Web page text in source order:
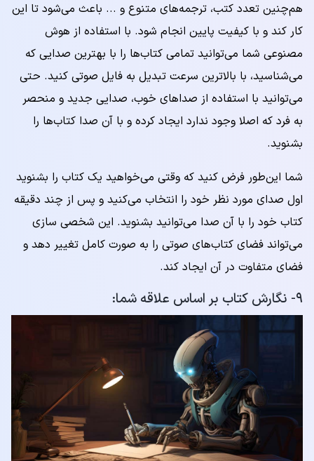
هم‌چنین تعدد کتب، ترجمه‌های متنوع و ... باعث می‌شود تا این
کار کند و با کیفیت پایین انجام شود. با استفاده از هوش
مصنوعی شما می‌توانید تمامی کتاب‌ها را با بهترین صدایی که
می‌شناسید، با بالاترین سرعت تبدیل به فایل صوتی کنید. حتی
می‌توانید با استفاده از صداهای خوب، صدایی جدید و منحصر
به فرد که اصلا وجود ندارد ایجاد کرده و با آن صدا کتاب‌ها را
بشنوید.
شما این‌طور فرض کنید که وقتی می‌خواهید یک کتاب را بشنوید
اول صدای مورد نظر خود را انتخاب می‌کنید و پس از چند دقیقه
کتاب خود را با آن صدا می‌توانید بشنوید. این شخصی سازی
می‌تواند فضای کتاب‌های صوتی را به صورت کامل تغییر دهد و
فضای متفاوت در آن ایجاد کند.
۹- نگارش کتاب بر اساس علاقه شما: